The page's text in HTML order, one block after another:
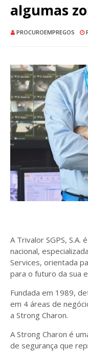
algumas
PROCUROEMPREGOS
A Trivalor SGPS, S.A.
nacional,
Services, orientada
para o futuro da sua
Fundada em 1989,
em 4 áreas de
a Strong Charon.
A Strong Charon é
de segurança que